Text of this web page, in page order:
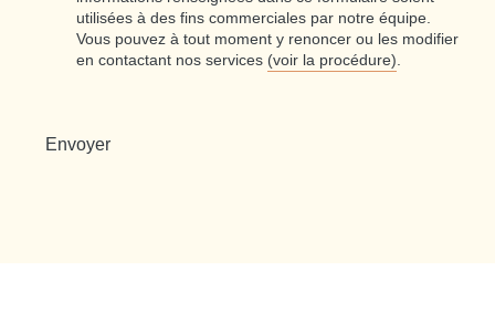
utilisées à des fins commerciales par notre équipe.
Vous pouvez à tout moment y renoncer ou les modifier
en contactant nos services (voir la procédure)